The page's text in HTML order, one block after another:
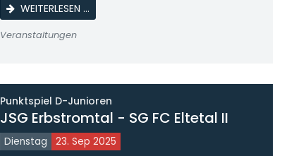
WEITERLESEN …KINDERTURNEN IM KIGA HÖRSELTALZWERGE
Veranstaltungen
Punktspiel D-Junioren
JSG Erbstromtal - SG FC Eltetal II
Dienstag 23. Sep 2025